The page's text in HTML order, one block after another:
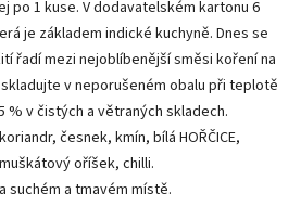
po 1 kuse. V dodavatelském kartonu 6
je základem indické kuchyně. Dnes se
řadí mezi nejoblíbenější směsi koření na
v neporušeném obalu při teplotě
% v čistých a větraných skladech.
česnek, kmín, bílá HOŘČICE,
oříšek, chilli.
suchém a tmavém místě.